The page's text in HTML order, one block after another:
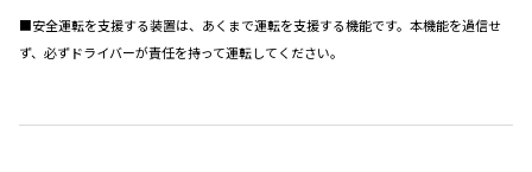
■安全運転を支援する装置は、あくまで運転を支援する機能です。本機能を過信せ
ず、必ずドライバーが責任を持って運転してください。